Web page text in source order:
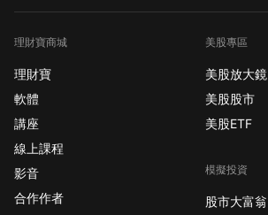
理財寶商城
理財寶
軟體
講座
線上課程
影音
合作作者
美股專區
美股放大鏡
美股股市
美股ETF
模擬投資
股市大富翁